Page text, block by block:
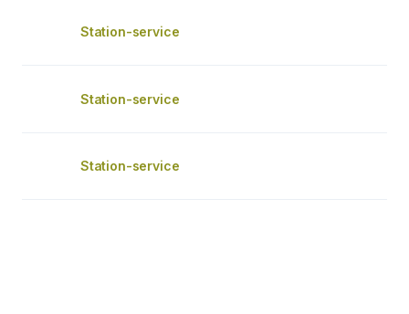
Station-service
Station-service
Station-service